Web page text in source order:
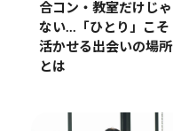
合コン・教室だけじゃ
ない…「ひとり」こそ
活かせる出会いの場所
とは